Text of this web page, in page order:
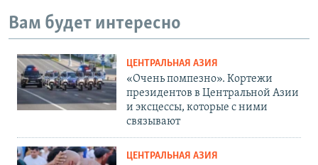
Вам будет интересно
ЦЕНТРАЛЬНАЯ АЗИЯ
«Очень помпезно». Кортежи
президентов в Центральной Азии
и эксцессы, которые с ними
связывают
ЦЕНТРАЛЬНАЯ АЗИЯ